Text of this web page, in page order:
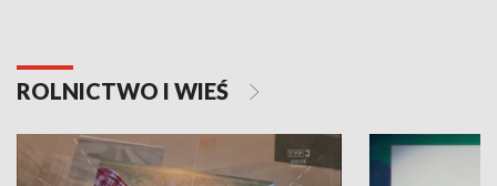
ROLNICTWO I WIEŚ